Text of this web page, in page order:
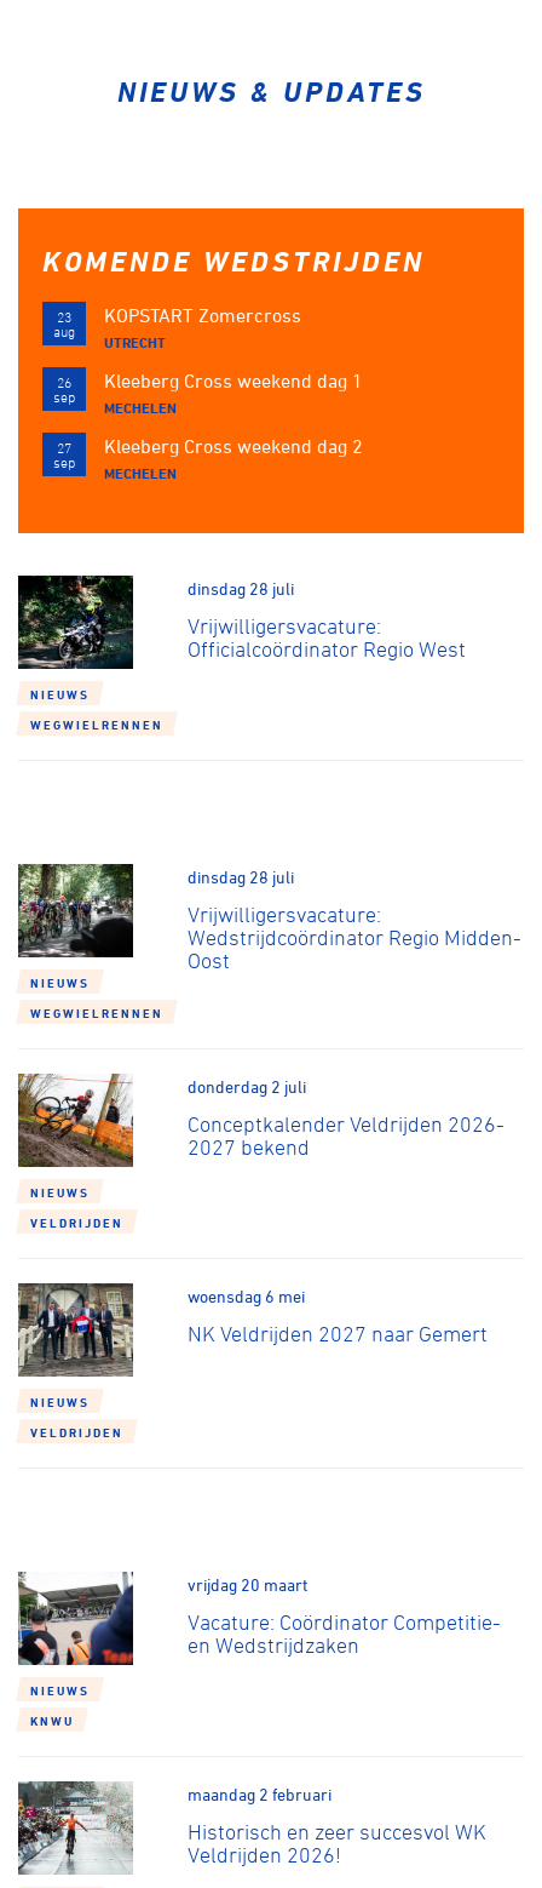
NIEUWS & UPDATES
KOMENDE WEDSTRIJDEN
23
aug
KOPSTART Zomercross
UTRECHT
26
sep
Kleeberg Cross weekend dag 1
MECHELEN
27
sep
Kleeberg Cross weekend dag 2
MECHELEN
NIEUWS
WEGWIELRENNEN
dinsdag 28 juli
Vrijwilligersvacature:
Officialcoördinator Regio West
NIEUWS
WEGWIELRENNEN
dinsdag 28 juli
Vrijwilligersvacature:
Wedstrijdcoördinator Regio Midden-
Oost
NIEUWS
VELDRIJDEN
donderdag 2 juli
Conceptkalender Veldrijden 2026-
2027 bekend
NIEUWS
VELDRIJDEN
woensdag 6 mei
NK Veldrijden 2027 naar Gemert
NIEUWS
KNWU
vrijdag 20 maart
Vacature: Coördinator Competitie-
en Wedstrijdzaken
maandag 2 februari
Historisch en zeer succesvol WK
Veldrijden 2026!